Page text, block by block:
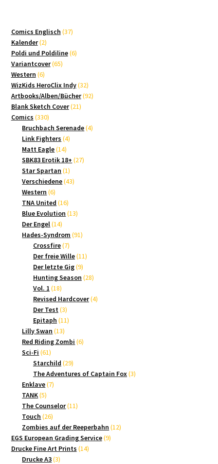
Comics Englisch 3737
Kalender 22
Produkte
Poldi und Poldiline 66
Variantcover 6565
Western 66
Produkte
WizKids HeroClix Indy 3232
Produkte
Artbooks/Alben/Bücher 9292
Blank Sketch Cover 2121
Comics 330330
Produkte
Bruchbach Serenade 44
Link Fighters 44
Matt Eagle 1414
Produkte
SBK83 Erotik 18+ 2727
Star Spartan 11
Produkt
Verschiedene 4343
Western 66
Produkte
TNA United 1616
Produkte
Blue Evolution 1313
Der Engel 1414
Produkte
Hades-Syndrom 9191
Crossfire 77
Produkte
Der freie Wille 1111
Der letzte Gig 99
Produkte
Hunting Season 2828
Vol. 1 1818
Produkte
Revised Hardcover 44
Der Test 33
Produkte
Epitaph 1111
Lilly Swan 1313
Produkte
Red Riding Zombi 66
Sci-Fi 6161
Produkte
Starchild 2929
Produkte
The Adventures of Captain Fox 33
Enklave 77
TANK 55
Produkte
The Counselor 1111
Touch 2626
Produkte
Zombies auf der Reeperbahn 1212
EGS European Grading Service 99
Drucke Fine Art Prints 1414
Drucke A3 33